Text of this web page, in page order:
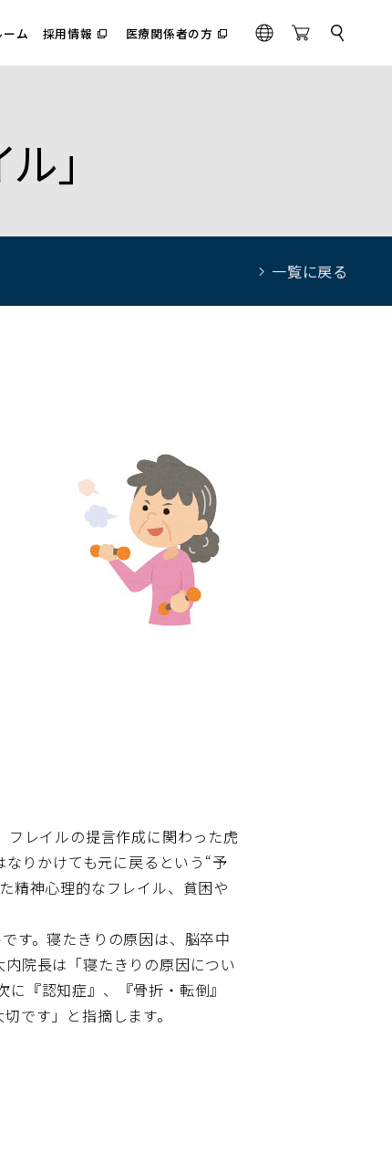
ーム 採用情報
（別
ィ
く）
医療関係者の方
（別
ィ
G
l
O
n
サ
ト
」
一覧に戻る
レイルの提言作成に関わった虎
りかけても元に戻るという“予
精神心理的なフレイル、貧困や
す。寝たきりの原因は、脳卒中
院長は「寝たきりの原因につい
『認知症』、『骨折・転倒』
です」と指摘します。